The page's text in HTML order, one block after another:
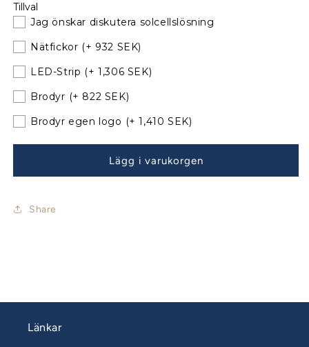
Jeanneau
Sun
Odyssey
Sprayhood
nya
bågar
Sun
Odyssey
Sprayhood
nya
bågar
Tillval
Jag önskar diskutera solcellslösning
Nätfickor (+ 932 SEK)
LED-Strip (+ 1,306 SEK)
Brodyr (+ 822 SEK)
Brodyr egen logo (+ 1,410 SEK)
Lägg i varukorgen
Share
Länkar